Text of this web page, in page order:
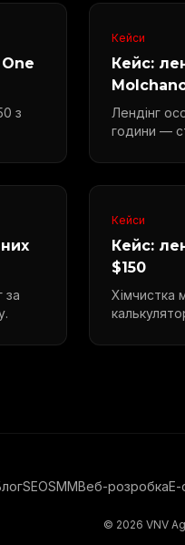
з
Кейси
Кейс:
Лендінг
години —
за
Кейси
Кейс:
$150
Хімчистка
SEOSMMВеб-розробкаE-
© 2026 VNV